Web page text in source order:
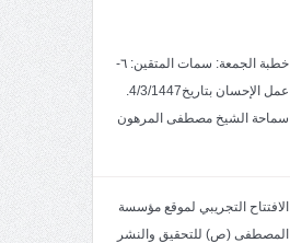
خطبة الجمعة: سمات المتقين: ٦-
عمل الإحسان بتاريخ4/3/1447.
سماحة الشيخ مصطفى المرهون
الافتتاح التجريبي لموقع مؤسسة
المصطفى (ص) للتحقيق والنشر